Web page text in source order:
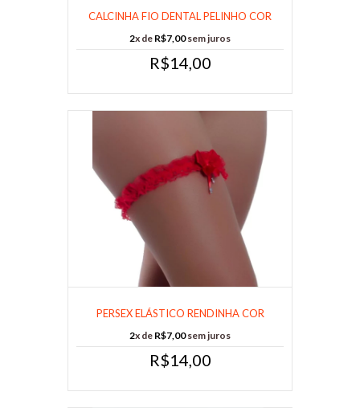
CALCINHA FIO DENTAL PELINHO COR
VERMELHA......
2x de R$7,00sem juros
R$14,00
PERSEX ELÁSTICO RENDINHA COR
VERMELHO -......
2x de R$7,00sem juros
R$14,00